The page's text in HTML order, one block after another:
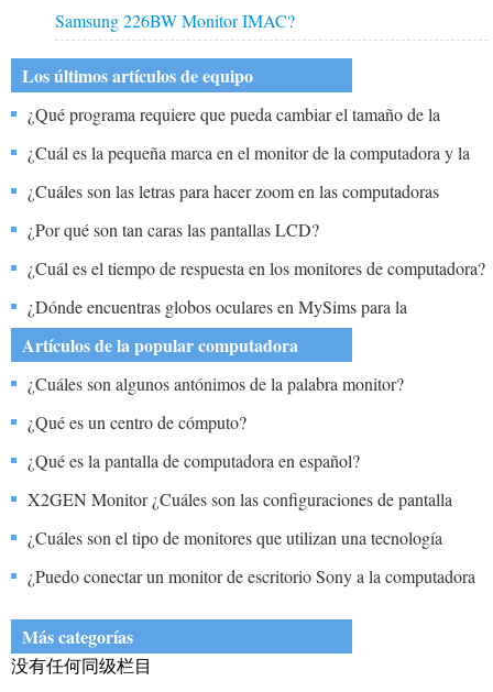
Samsung 226BW Monitor IMAC?
Los últimos artículos de equipo
¿Qué programa requiere que pueda cambiar el tamaño de la
pantalla en una computadora?
¿Cuál es la pequeña marca en el monitor de la computadora y la
posición de la siguiente letra o número que se ingresará?
¿Cuáles son las letras para hacer zoom en las computadoras
mediante el teclado?
¿Por qué son tan caras las pantallas LCD?
¿Cuál es el tiempo de respuesta en los monitores de computadora?
¿Dónde encuentras globos oculares en MySims para la
computadora?
Artículos de la popular computadora
¿Cuáles son algunos antónimos de la palabra monitor?
¿Qué es un centro de cómputo?
¿Qué es la pantalla de computadora en español?
X2GEN Monitor ¿Cuáles son las configuraciones de pantalla
ancha?
¿Cuáles son el tipo de monitores que utilizan una tecnología
similar a la utilizada en los relojes digitales?
¿Puedo conectar un monitor de escritorio Sony a la computadora
Más categorías
没有任何同级栏目